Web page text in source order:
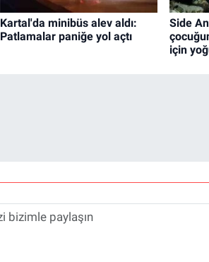
Kartal'da minibüs alev aldı:
Patlamalar paniğe yol açtı
Side
için